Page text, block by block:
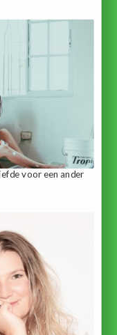
voor een ander